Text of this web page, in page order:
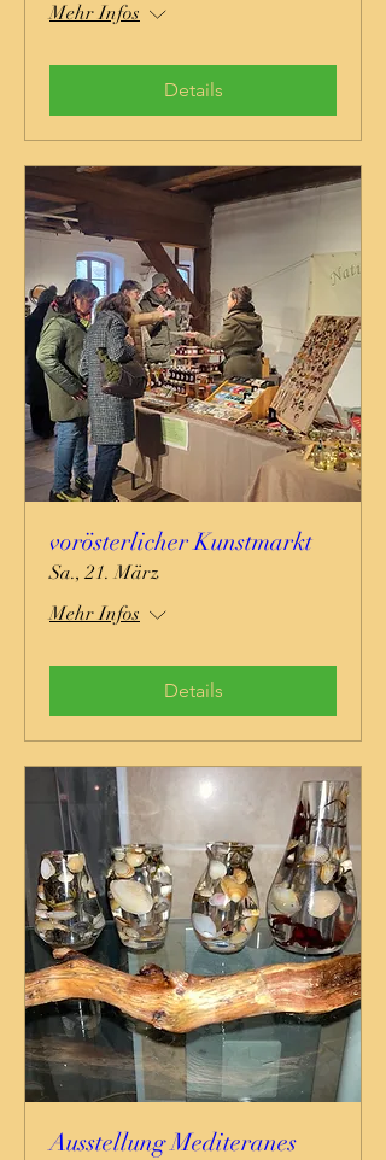
Mehr Infos
Details
vorösterlicher Kunstmarkt
Sa., 21. März
Mehr Infos
Details
Ausstellung Mediteranes